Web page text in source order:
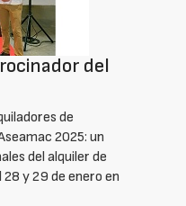
del
de
2025: un
del alquiler de
y 29 de enero en